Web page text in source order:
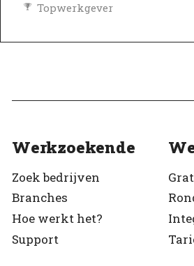
Topwerkgever
Werkzoekende
Zoek bedrijven
Branches
Hoe werkt het?
Support